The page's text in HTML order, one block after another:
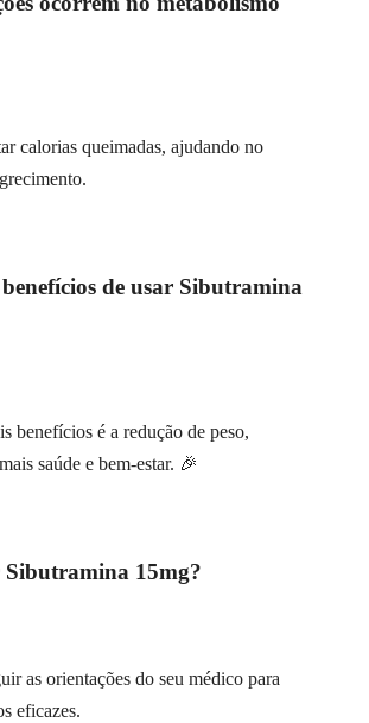
calorias queimadas, ajudando no
benefícios de usar Sibutramina
benefícios é a redução de peso,
saúde e bem-estar. 🎉
15mg?
as orientações do seu médico para
eficazes.